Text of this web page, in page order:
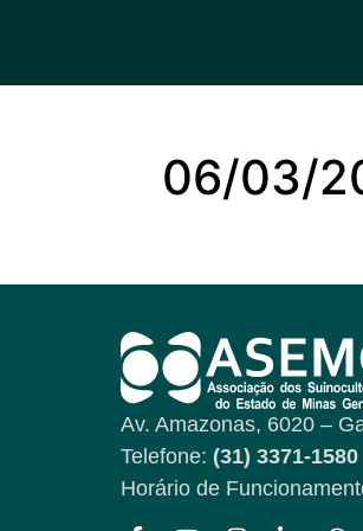
06/03/
Av. Amazonas, 6020 –
Telefone: (31) 3371-1580
Horário de